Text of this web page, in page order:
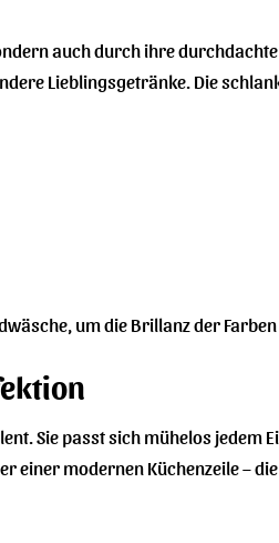
auch durch ihre
Lieblingsgetränke. Die
um die Brillanz der
Sie passt sich mühelos
einer modernen Küchenzeile –